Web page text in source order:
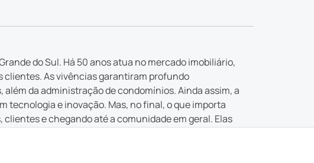
do Sul. Há 50 anos atua no mercado imobiliário,
As vivências garantiram profundo
da administração de condomínios. Ainda assim, a
e inovação. Mas, no final, o que importa
e chegando até a comunidade em geral. Elas